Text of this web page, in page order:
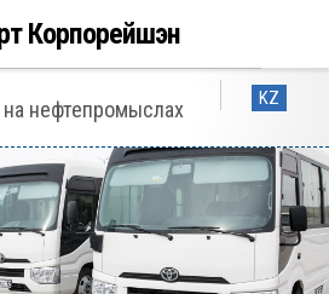
KZ
нефтепромыслах
Корпорейшэн